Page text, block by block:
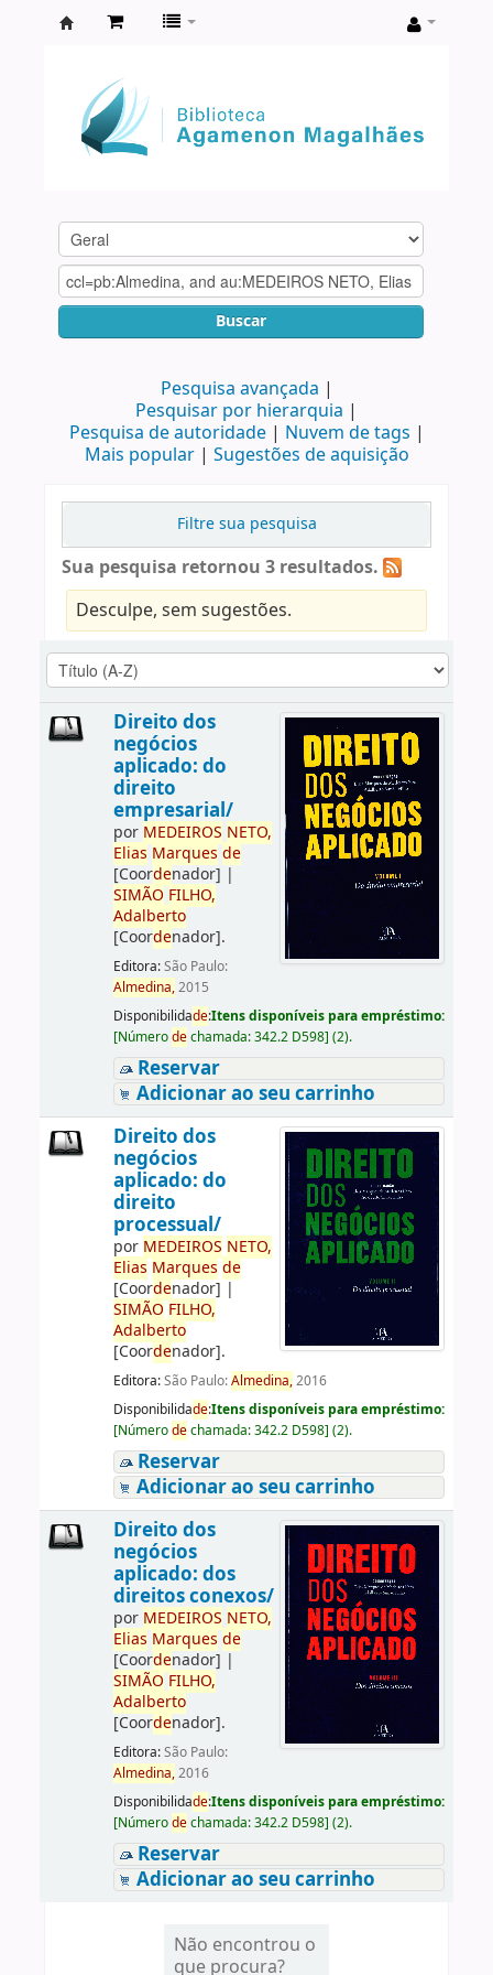
Agamenon
Magalhães
Buscar
Pesquisa avançada
Pesquisar por hierarquia
Pesquisa de autoridade
Nuvem de tags
Mais popular
Sugestões de aquisição
Filtre sua pesquisa
Sua pesquisa retornou 3 resultados.
Desculpe, sem sugestões.
Direito dos
negócios
aplicado: do
direito
empresarial/
por MEDEIROS NETO,
Elias Marques de
[Coordenador] |
SIMÃO FILHO,
Adalberto
[Coordenador].
Editora:São Paulo:
Almedina,2015
Disponibilidade:Itens disponíveis para empréstimo:
[Númerodechamada:342.2 D598] (2).
Reservar
Adicionar ao seu carrinho
Direito dos
negócios
aplicado: do
direito
processual/
por MEDEIROS NETO,
Elias Marques de
[Coordenador] |
SIMÃO FILHO,
Adalberto
[Coordenador].
Editora:São Paulo:Almedina,2016
Disponibilidade:Itens disponíveis para empréstimo:
[Númerodechamada:342.2 D598] (2).
Reservar
Adicionar ao seu carrinho
Direito dos
negócios
aplicado: dos
direitos conexos/
por MEDEIROS NETO,
Elias Marques de
[Coordenador] |
SIMÃO FILHO,
Adalberto
[Coordenador].
Editora:São Paulo:
Almedina,2016
Disponibilidade:Itens disponíveis para empréstimo:
[Númerodechamada:342.2 D598] (2).
Reservar
Adicionar ao seu carrinho
Não encontrou o
que procura?